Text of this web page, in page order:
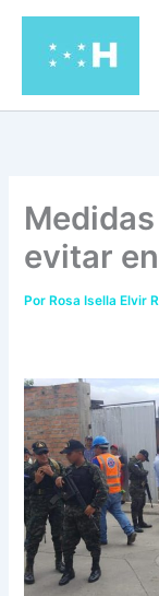
contenido
evitar
Por Rosa Isella Elvir